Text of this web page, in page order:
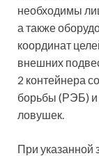
необходимы
а также
координат
внешних
2 контейнера
борьбы (РЭБ) и
ловушек.
При указанной